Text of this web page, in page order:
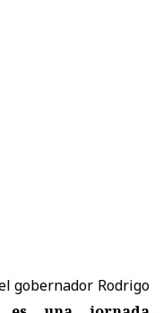
gobernador Rodrigo